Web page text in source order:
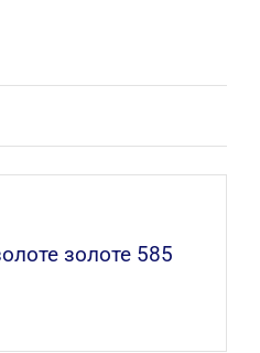
золоте 585